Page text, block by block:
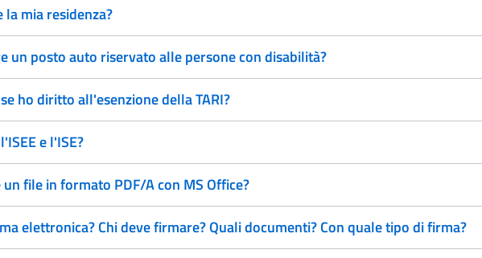
la mia residenza?
un posto auto riservato alle persone con disabilità?
ho diritto all'esenzione della TARI?
e l'ISE?
un file in formato PDF/A con MS Office?
elettronica? Chi deve firmare? Quali documenti? Con quale tipo di firma?